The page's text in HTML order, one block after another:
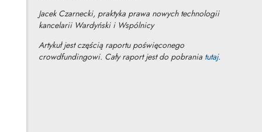
Jacek Czarnecki, praktyka prawa nowych technologii
kancelarii Wardyński i Wspólnicy
Artykuł jest częścią raportu poświęconego
crowdfundingowi. Cały raport jest do pobrania tutajUwaga, link
.